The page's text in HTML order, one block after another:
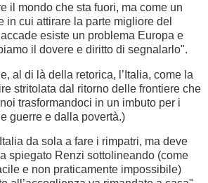
il mondo che sta fuori, ma come un
in cui attirare la parte migliore del
esiste un problema Europa e
il dovere e diritto di segnalarlo".
al di là della retorica, l’Italia, come la
stritolata dal ritorno delle frontiere che
trasformandoci in un imbuto per i
guerre e dalla povertà.)
da sola a fare i rimpatri, ma deve
spiegato Renzi sottolineando (come
e non praticamente impossibile)